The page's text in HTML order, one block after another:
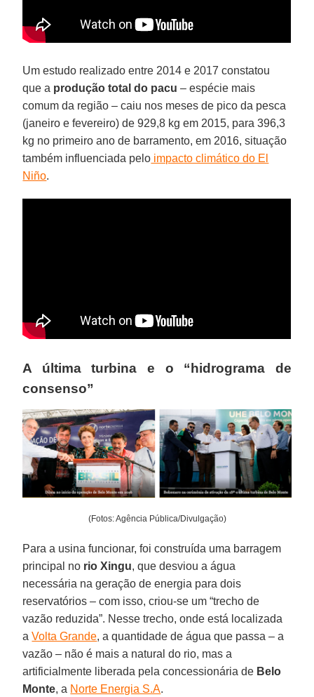
Um estudo realizado entre 2014 e 2017 constatou
que a produção total do pacu – espécie mais
comum da região – caiu nos meses de pico da pesca
(janeiro e fevereiro) de 929,8 kg em 2015, para 396,3
kg no primeiro ano de barramento, em 2016, situação
também influenciada pelo impacto climático do El
Niño.
A última turbina e o “hidrograma de
consenso”
(Fotos: Agência Pública/Divulgação)
Para a usina funcionar, foi construída uma barragem
principal no rio Xingu, que desviou a água
necessária na geração de energia para dois
reservatórios – com isso, criou-se um “trecho de
vazão reduzida”. Nesse trecho, onde está localizada
aVolta Grande, a quantidade de água que passa – a
vazão – não é mais a natural do rio, mas a
artificialmente liberada pela concessionária de Belo
Monte, a Norte Energia S.A.